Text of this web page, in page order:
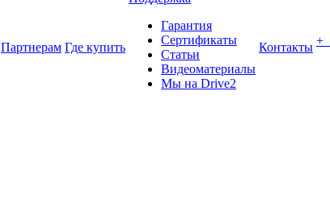
Партнерам Где купить
Гарантия
Сертификаты
Статьи
Видеоматериалы
Мы на Drive2
Контакты +